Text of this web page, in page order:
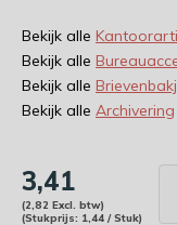
Bekijk alle
Bekijk alle
Bekijk alle
Bekijk alle Archivering
3,41
(2,82 Excl. btw)
(Stukprijs: 1,44 / Stuk)